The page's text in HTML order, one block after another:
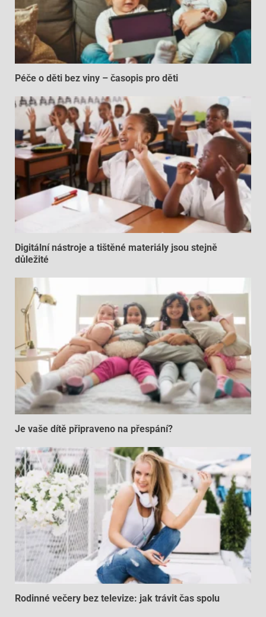
Péče o děti bez viny – časopis pro děti
Digitální nástroje a tištěné materiály jsou stejně
důležité
Je vaše dítě připraveno na přespání?
Rodinné večery bez televize: jak trávit čas spolu